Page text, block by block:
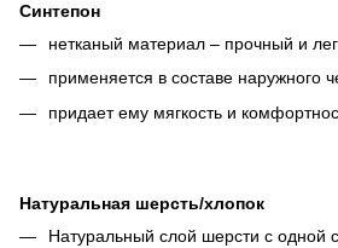
Синтепон
нетканый материал – прочный и
применяется в составе наружного
придает ему мягкость и
Натуральная шерсть/хлопок
Натуральный слой шерсти с одной